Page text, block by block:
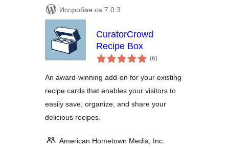
Испробан са 7.0.3
CuratorCrowd
Recipe Box
(6укупних
оцена
)
An award-winning add-on for your existing
recipe cards that enables your visitors to
easily save, organize, and share your
delicious recipes.
American Hometown Media, Inc.